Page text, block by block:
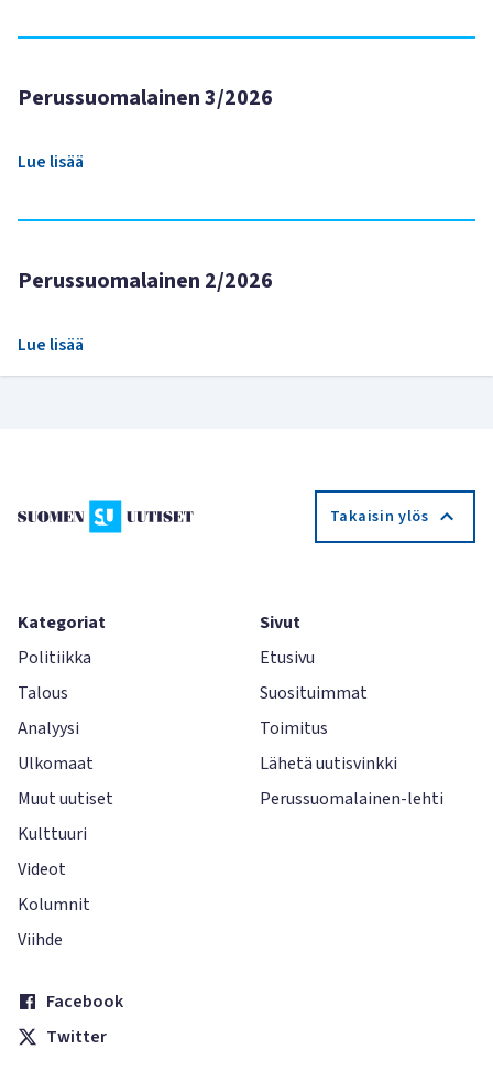
Perussuomalainen 3/2026
Lue lisää
Perussuomalainen 2/2026
Lue lisää
Takaisin ylös
Kategoriat
Politiikka
Talous
Analyysi
Ulkomaat
Muut uutiset
Kulttuuri
Videot
Kolumnit
Viihde
Sivut
Etusivu
Suosituimmat
Toimitus
Lähetä uutisvinkki
Perussuomalainen-lehti
Facebook
Twitter